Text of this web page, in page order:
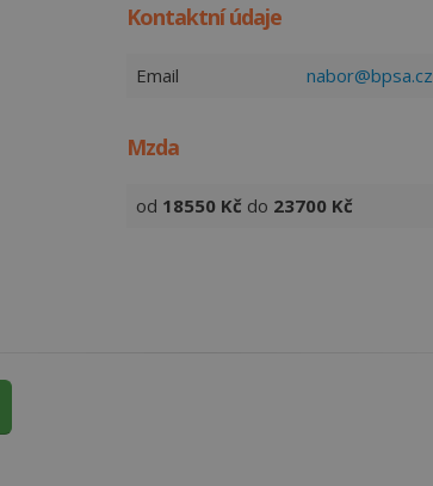
Kontaktní údaje
Email nabor@bpsa.cz
Mzda
od 18550 Kč do 23700 Kč